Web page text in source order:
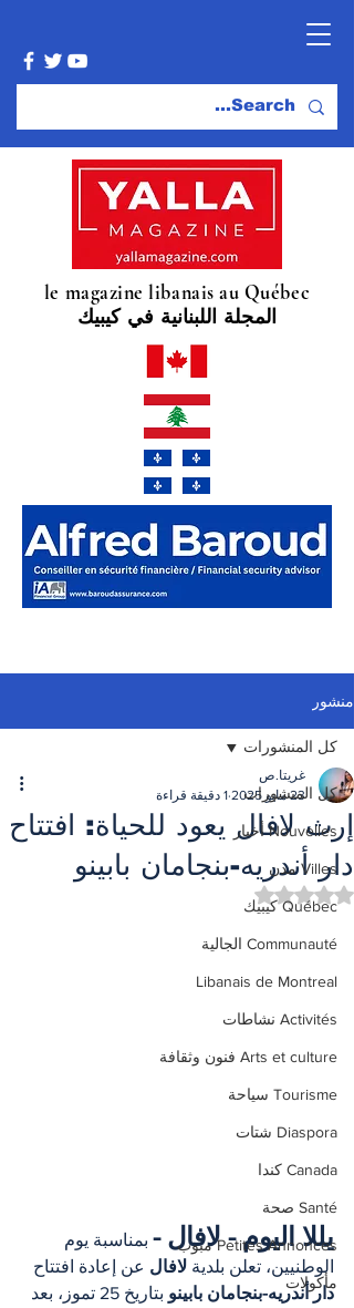
le magazine libanais au Québec
المجلة اللبنانية في كيبيك
منشور
كل المنشورات
Nouvelles أخبار
Villes مدن
Québec كيبيك
Communauté الجالية
Libanais de Montreal
Activités نشاطات
Arts et culture فنون وثقافة
Tourisme سياحة
Diaspora شتات
Canada كندا
Santé صحة
Petites Annonces مبوب
مأكولات
كل المنشورات
إرث لافال يعود للحياة: افتتاح
دار أندريه-بنجامان بابينو
غريتا.ص
23 مايو 2025
1 دقيقة قراءة
تم التقييم بـ ليس رقمًا من أصل 5 نجوم.
يللا اليوم - لافال - بمناسبة يوم
الوطنيين، تعلن بلدية لافال عن إعادة افتتاح
دار أندريه-بنجامان بابينو
بتاريخ 25 تموز، بعد